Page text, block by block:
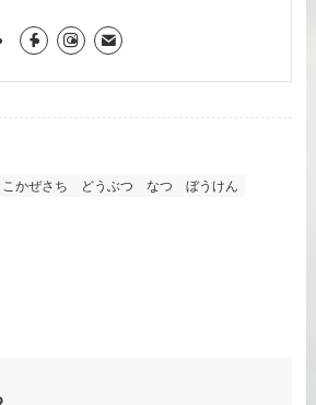
こかぜさち どうぶつ なつ
ぼうけん